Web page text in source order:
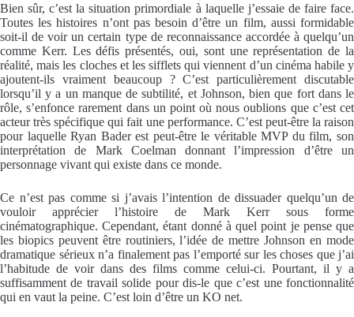
Bien sûr, c’est la situation primordiale à laquelle j’essaie de faire face.
Toutes les histoires n’ont pas besoin d’être un film, aussi formidable
soit-il de voir un certain type de reconnaissance accordée à quelqu’un
comme Kerr. Les défis présentés, oui, sont une représentation de la
réalité, mais les cloches et les sifflets qui viennent d’un cinéma habile y
ajoutent-ils vraiment beaucoup ? C’est particulièrement discutable
lorsqu’il y a un manque de subtilité, et Johnson, bien que fort dans le
rôle, s’enfonce rarement dans un point où nous oublions que c’est cet
acteur très spécifique qui fait une performance. C’est peut-être la raison
pour laquelle Ryan Bader est peut-être le véritable MVP du film, son
interprétation de Mark Coelman donnant l’impression d’être un
personnage vivant qui existe dans ce monde.
Ce n’est pas comme si j’avais l’intention de dissuader quelqu’un de
vouloir apprécier l’histoire de Mark Kerr sous forme
cinématographique. Cependant, étant donné à quel point je pense que
les biopics peuvent être routiniers, l’idée de mettre Johnson en mode
dramatique sérieux n’a finalement pas l’emporté sur les choses que j’ai
l’habitude de voir dans des films comme celui-ci. Pourtant, il y a
suffisamment de travail solide pour dis-le que c’est une fonctionnalité
qui en vaut la peine. C’est loin d’être un KO net.